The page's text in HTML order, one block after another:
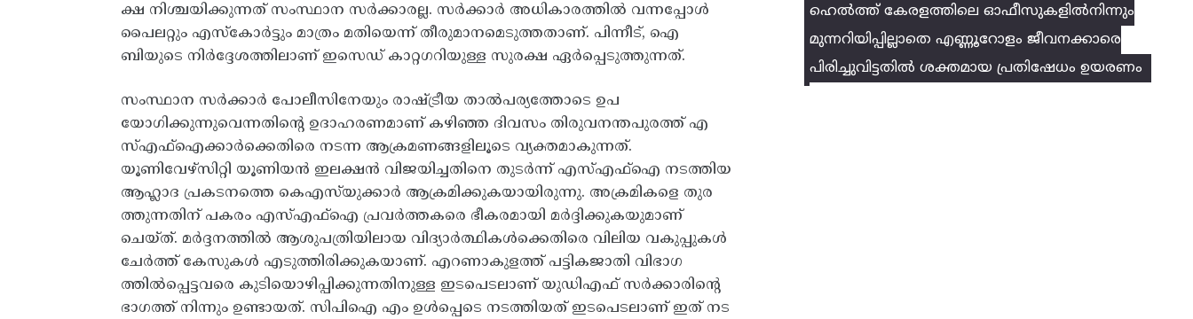
ക്ഷ നിശ്ചയിക്കുന്നത്‌ സംസ്ഥാന സര്‍ക്കാരല്ല. സര്‍ക്കാര്‍ അധികാരത്തില്‍ വന്നപ്പോള്‍
പൈലറ്റും എസ്‌കോര്‍ട്ടും മാത്രം മതിയെന്ന്‌ തീരുമാനമെടുത്തതാണ്‌. പിന്നീട്‌, ഐ
ബിയുടെ നിര്‍ദ്ദേശത്തിലാണ്‌ ഇസെഡ്‌ കാറ്റഗറിയുള്ള സുരക്ഷ ഏര്‍പ്പെടുത്തുന്നത്‌.
സംസ്ഥാന സര്‍ക്കാര്‍ പോലീസിനേയും രാഷ്‌ട്രീയ താല്‍പര്യത്തോടെ ഉപ
യോഗിക്കുന്നുവെന്നതിന്റെ ഉദാഹരണമാണ്‌ കഴിഞ്ഞ ദിവസം തിരുവനന്തപുരത്ത്‌ എ
സ്‌എഫ്‌ഐക്കാര്‍ക്കെതിരെ നടന്ന ആക്രമണങ്ങളിലൂടെ വ്യക്തമാകുന്നത്‌.
യൂണിവേഴ്‌സിറ്റി യൂണിയന്‍ ഇലക്ഷന്‍ വിജയിച്ചതിനെ തുടര്‍ന്ന്‌ എസ്‌എഫ്‌ഐ നടത്തിയ
ആഹ്ലാദ പ്രകടനത്തെ കെഎസ്‌യുക്കാര്‍ ആക്രമിക്കുകയായിരുന്നു. അക്രമികളെ തുര
ത്തുന്നതിന്‌ പകരം എസ്എഫ്‌ഐ പ്രവര്‍ത്തകരെ ഭീകരമായി മര്‍ദ്ദിക്കുകയുമാണ്‌
ചെയ്‌ത്‌. മര്‍ദ്ദനത്തില്‍ ആശുപത്രിയിലായ വിദ്യാര്‍ത്ഥികള്‍ക്കെതിരെ വിലിയ വകുപ്പുകള്‍
ചേര്‍ത്ത്‌ കേസുകള്‍ എടുത്തിരിക്കുകയാണ്‌. എറണാകുളത്ത്‌ പട്ടികജാതി വിഭാഗ
ത്തില്‍പ്പെട്ടവരെ കുടിയൊഴിപ്പിക്കുന്നതിനുള്ള ഇടപെടലാണ്‌ യുഡിഎഫ്‌ സര്‍ക്കാരിന്റെ
ഭാഗത്ത്‌ നിന്നും ഉണ്ടായത്‌. സിപിഐ എം ഉള്‍പ്പെടെ നടത്തിയത്‌ ഇടപെടലാണ്‌ ഇത്‌ നട
ഹെൽത്ത് കേരളത്തിലെ ഓഫീസുകളിൽനിന്നും
മുന്നറിയിപ്പില്ലാതെ എണ്ണൂറോളം ജീവനക്കാരെ
പിരിച്ചുവിട്ടതിൽ‌ ശക്തമായ പ്രതിഷേധം ഉയരണം